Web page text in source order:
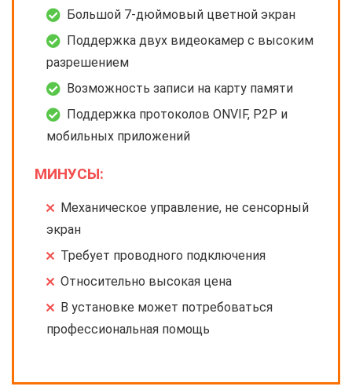
Большой 7-дюймовый цветной экран
Поддержка двух видеокамер с высоким
разрешением
Возможность записи на карту памяти
Поддержка протоколов ONVIF, P2P и
мобильных приложений
МИНУСЫ:
Механическое управление, не сенсорный
экран
Требует проводного подключения
Относительно высокая цена
В установке может потребоваться
профессиональная помощь